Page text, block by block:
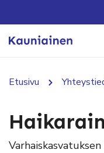
Etusivu